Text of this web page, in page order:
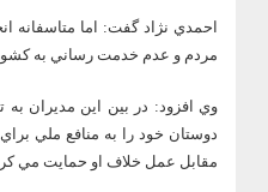
احمدي نژاد گفت: اما متاسفانه
مردم و عدم خدمت رساني به
وي افزود: در بين اين مديران
دوستان خود را به منافع ملي
مقابل عمل خلاف او حمايت مي